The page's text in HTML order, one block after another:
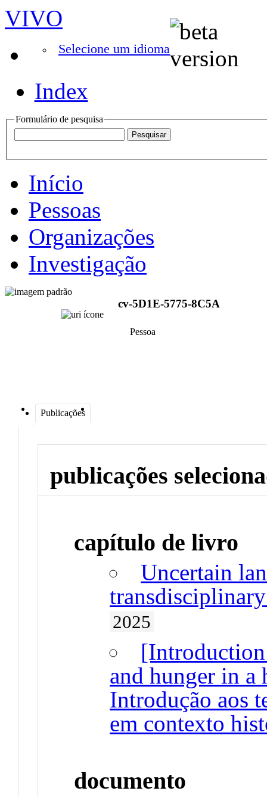
VIVO
Selecione um idioma
Index
Formulário de pesquisa
Início
Pessoas
Organizações
Investigação
cv-5D1E-5775-8C5A
Pessoa
Publicações
publicações
capítulo de livro
Uncertain
2025
and hunger in
Introdução aos
em contexto
documento